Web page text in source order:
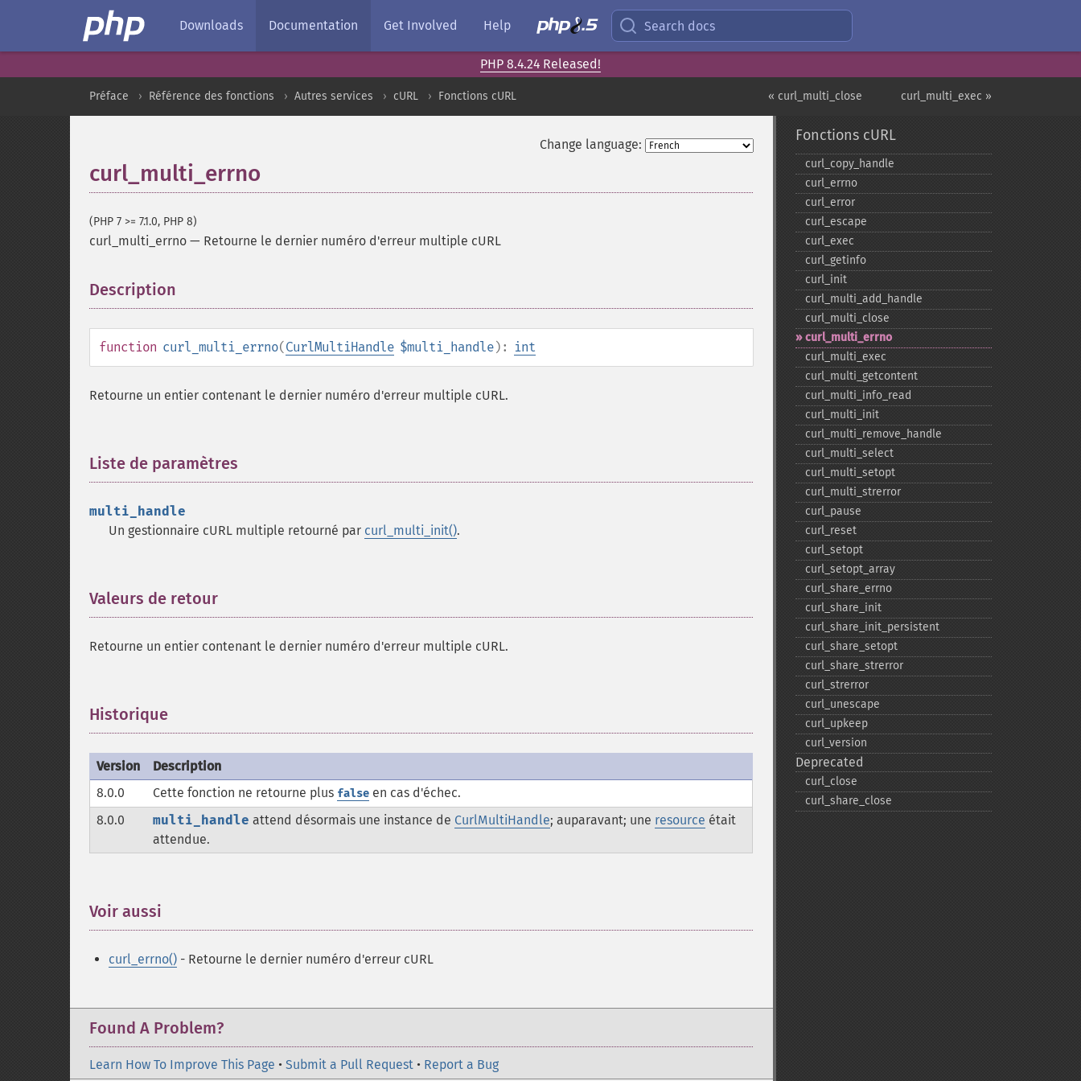
Downloads Documentation Get Involved Help Search docs
PHP 8.4.24 Released!
curl_multi_exec »
« curl_multi_close
Préface Référence des fonctions Autres services cURL Fonctions cURL
Change language:
curl_multi_errno
(PHP 7 >= 7.1.0, PHP 8)
curl_multi_errno — Retourne le dernier numéro d'erreur multiple cURL
Description
function curl_multi_errno(CurlMultiHandle $multi_handle): int
Retourne un entier contenant le dernier numéro d'erreur multiple cURL.
Liste de paramètres
multi_handle
Un gestionnaire cURL multiple retourné par curl_multi_init().
Valeurs de retour
Retourne un entier contenant le dernier numéro d'erreur multiple cURL.
Historique
Version
Description
8.0.0
Cette fonction ne retourne plus false en cas d'échec.
8.0.0
multi_handle attend désormais une instance de CurlMultiHandle; auparavant; une resource était
attendue.
Voir aussi
curl_errno() - Retourne le dernier numéro d'erreur cURL
Found A Problem?
Learn How To Improve This Page • Submit a Pull Request • Report a Bug
Fonctions cURL
curl_​copy_​handle
curl_​errno
curl_​error
curl_​escape
curl_​exec
curl_​getinfo
curl_​init
curl_​multi_​add_​handle
curl_​multi_​close
curl_​multi_​errno
curl_​multi_​exec
curl_​multi_​getcontent
curl_​multi_​info_​read
curl_​multi_​init
curl_​multi_​remove_​handle
curl_​multi_​select
curl_​multi_​setopt
curl_​multi_​strerror
curl_​pause
curl_​reset
curl_​setopt
curl_​setopt_​array
curl_​share_​errno
curl_​share_​init
curl_​share_​init_​persistent
curl_​share_​setopt
curl_​share_​strerror
curl_​strerror
curl_​unescape
curl_​upkeep
curl_​version
Deprecated
curl_​close
curl_​share_​close